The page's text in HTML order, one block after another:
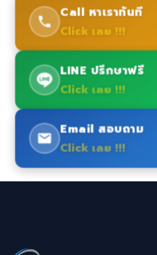
Call หาเราทันที
Click เลย !!!
LINE ปรึกษาฟรี
Click เลย !!!
Email สอบถาม
Click เลย !!!